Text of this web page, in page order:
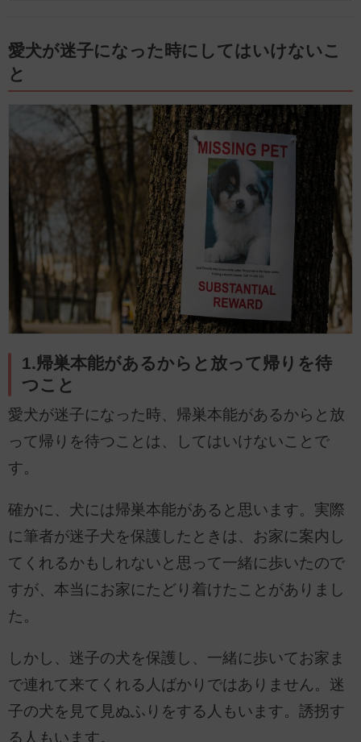
愛犬が迷子になった時にしてはいけないこ
と
1.帰巣本能があるからと放って帰りを待
つこと
愛犬が迷子になった時、帰巣本能があるからと放
って帰りを待つことは、してはいけないことで
す。
確かに、犬には帰巣本能があると思います。実際
に筆者が迷子犬を保護したときは、お家に案内し
てくれるかもしれないと思って一緒に歩いたので
すが、本当にお家にたどり着けたことがありまし
た。
しかし、迷子の犬を保護し、一緒に歩いてお家ま
で連れて来てくれる人ばかりではありません。迷
子の犬を見て見ぬふりをする人もいます。誘拐す
る人もいます。